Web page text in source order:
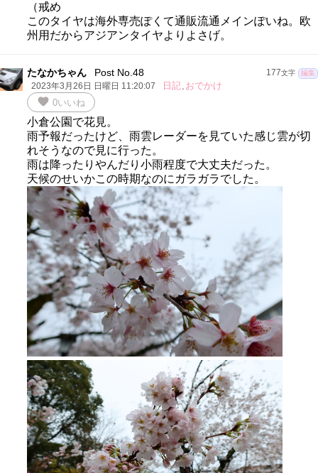
（戒め
このタイヤは海外専売ぽくて通販流通メインぽいね。欧
州用だからアジアンタイヤよりよさげ。
177文字 編集
たなかちゃん Post No.48
2023年3月26日 日曜日 11:20:07 日記, おでかけ
favorite 0いいね
小倉公園で花見。
雨予報だったけど、雨雲レーダーを見ていた感じ雲が切
れそうなので見に行った。
雨は降ったりやんだり小雨程度で大丈夫だった。
天候のせいかこの時期なのにガラガラでした。